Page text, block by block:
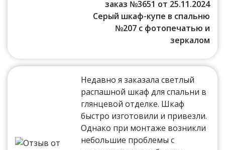
заказ №3651 от 25.11.2024
Серый шкаф-купе в спальню
№207 с фотопечатью и
зеркалом
Недавно я заказала светлый
распашной шкаф для спальни в
глянцевой отделке. Шкаф
быстро изготовили и привезли.
Однако при монтаже возникли
небольшие проблемы с